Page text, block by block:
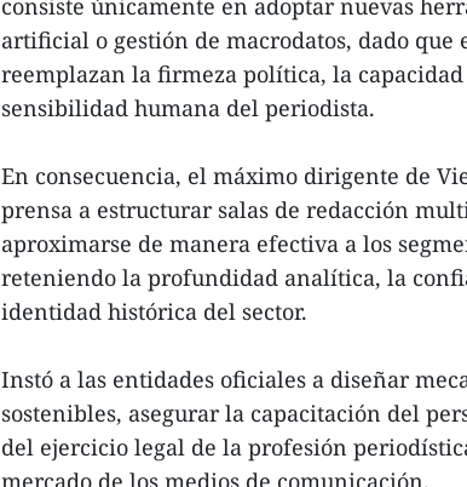
consiste únicamente en adoptar nuevas
artificial o gestión de macrodatos, dado que
reemplazan la firmeza política, la
sensibilidad humana del periodista.
En consecuencia, el máximo dirigente de
prensa a estructurar salas de redacción
aproximarse de manera efectiva a los
reteniendo la profundidad analítica, la
identidad histórica del sector.
Instó a las entidades oficiales a diseñar
sostenibles, asegurar la capacitación del
del ejercicio legal de la profesión